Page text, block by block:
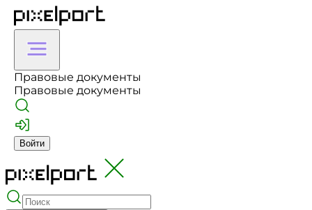
Правовые документы
Правовые документы
Войти